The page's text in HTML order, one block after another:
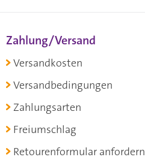
Zahlung/Versand
Versandkosten
Versandbedingungen
Zahlungsarten
Freiumschlag
Retourenformular anfordern